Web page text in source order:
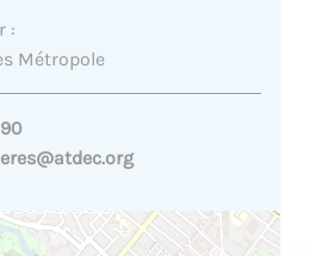
:
Métropole